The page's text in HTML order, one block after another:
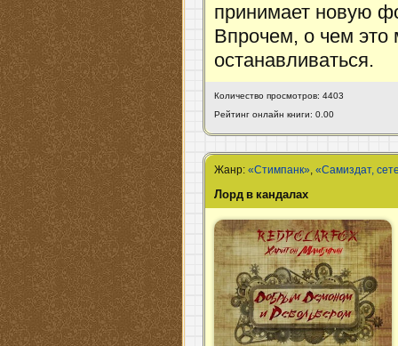
принимает новую
Впрочем, о чем
останавливаться.
Количество просмотров: 4403
Рейтинг онлайн книги: 0.00
Жанр:«Стимпанк» ,«Самиздат,
Лорд в кандалах